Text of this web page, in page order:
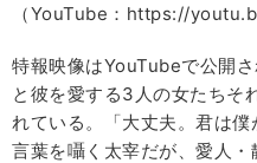
（YouTube：https://
特報映像はYouTubeで公開
と彼を愛する3人の女たちそ
れている。「大丈夫。君は
言葉を囁く太宰だが、愛人・